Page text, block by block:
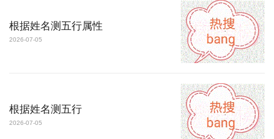
根据姓名测五行属性
2026-07-05
根据姓名测五行
2026-07-05